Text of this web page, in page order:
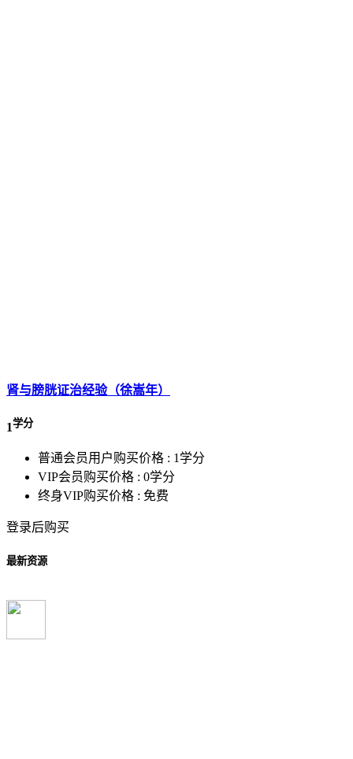
肾与膀胱证治经验（徐嵩年）
1学分
普通会员用户购买价格 : 1学分
VIP会员购买价格 : 0学分
终身VIP购买价格 : 免费
登录后购买
最新资源